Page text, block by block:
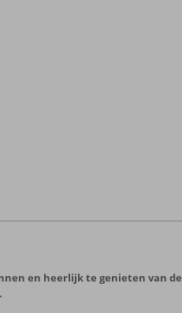
en heerlijk te genieten van de